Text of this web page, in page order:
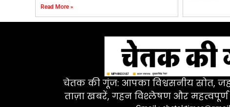
Read More »
चेतक की गूंज: आपका विश्वसनीय स्रोत,
ताज़ा खबरें, गहन विश्लेषण और महत्वपूर्ण